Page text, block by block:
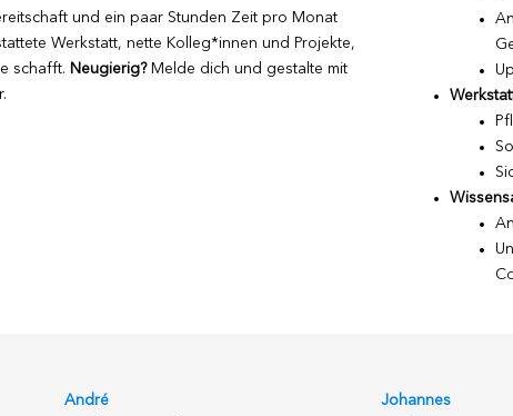
und ein paar Stunden Zeit pro Monat
Werkstatt, nette Kolleg*innen und Projekte,
schafft. Neugierig?Melde dich und gestalte mit
André
Johannes